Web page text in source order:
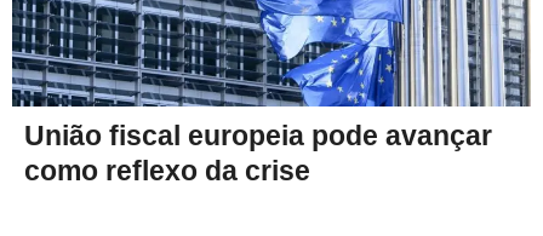
União fiscal europeia pode avançar
como reflexo da crise